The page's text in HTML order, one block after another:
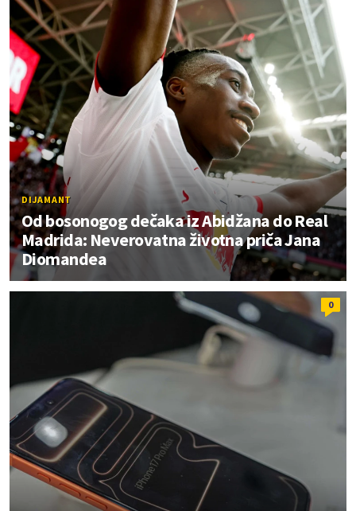
DIJAMANT
Od bosonogog dečaka iz Abidžana do Real
Madrida: Neverovatna životna priča Jana
Diomandea
0